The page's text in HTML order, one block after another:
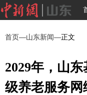
首页—山东新闻—正文
2029年，山
级养老服务网